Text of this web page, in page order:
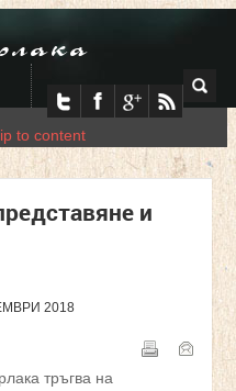
to content
и
2018
тръгва на